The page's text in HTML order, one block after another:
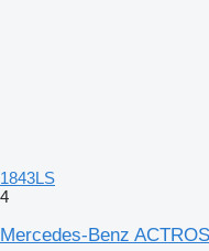
1843LS
4
Mercedes-Benz